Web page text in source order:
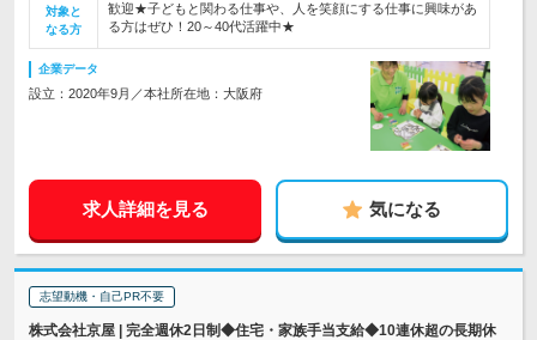
対象と
なる方
歓迎★子どもと関わる仕事や、人を笑顔にする仕事に興味があ
る方はぜひ！20～40代活躍中★
企業データ
設立：2020年9月／本社所在地：大阪府
求人詳細を見る 気になる
志望動機・自己PR不要
株式会社京屋 | 完全週休2日制◆住宅・家族手当支給◆10連休超の長期休